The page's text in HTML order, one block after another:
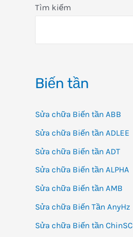
Tìm kiếm
Biến tần
Sửa chữa Biến tần ABB
Sửa chữa Biến tần ADLEE
Sửa chữa Biến tần ADT
Sửa chữa Biến tần ALPHA
Sửa chữa Biến tần AMB
Sửa chữa Biến Tần AnyHz
Sửa chữa Biến tần ChinSC